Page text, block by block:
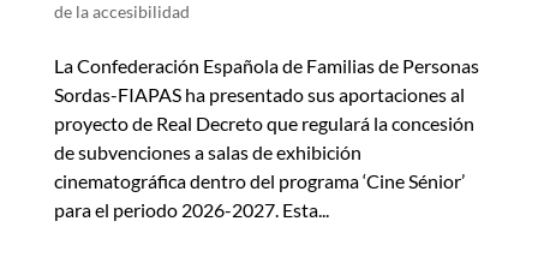
de la accesibilidad
La Confederación Española de Familias de Personas
Sordas-FIAPAS ha presentado sus aportaciones al
proyecto de Real Decreto que regulará la concesión
de subvenciones a salas de exhibición
cinematográfica dentro del programa ‘Cine Sénior’
para el periodo 2026-2027. Esta...